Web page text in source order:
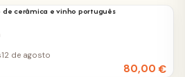
de cerâmica e vinho português
80,00€
12 de agosto